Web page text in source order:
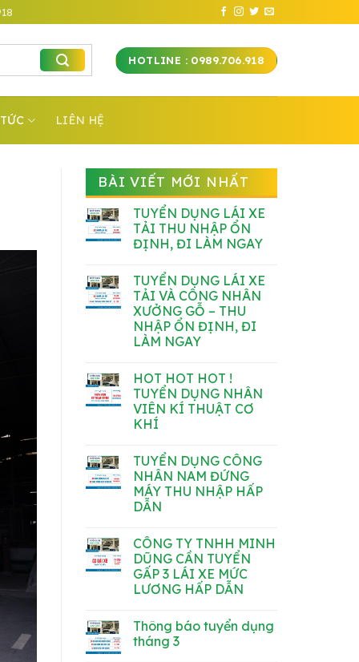
HOTLINE : 0989.706.918
LIÊN HỆ
BÀI VIẾT MỚI NHẤT
TUYỂN DỤNG LÁI XE
TẢI THU NHẬP ỔN
ĐỊNH, ĐI LÀM NGAY
bình
luận
ở
TUYỂN
DỤNG
LÁI
XE
NHẬP
ỔN
ĐỊNH,
ĐI
LÀM
NGAY
TUYỂN DỤNG LÁI XE
TẢI VÀ CÔNG NHÂN
XƯỞNG GỖ – THU
NHẬP ỔN ĐỊNH, ĐI
LÀM NGAY
bình
luận
ở
TUYỂN
DỤNG
LÁI
VÀ
CÔNG
NHÂN
XƯỞNG
GỖ
–
NHẬP
ỔN
ĐỊNH,
ĐI
LÀM
NGAY
HOT HOT HOT !
TUYỂN DỤNG NHÂN
VIÊN KÍ THUẬT CƠ
KHÍ
bình
luận
ở
HOT
HOT
HOT
TUYỂN
DỤNG
NHÂN
VIÊN
KÍ
THUẬT
CƠ
TUYỂN DỤNG CÔNG
NHÂN NAM ĐỨNG
MÁY THU NHẬP HẤP
DẪN
bình
luận
ở
TUYỂN
DỤNG
CÔNG
ĐỨNG
MÁY
THU
CÔNG TY TNHH MINH
DŨNG CẦN TUYỂN
GẤP 3 LÁI XE MỨC
LƯƠNG HẤP DẪN
bình
luận
ở
Thông báo tuyển dụng
tháng 3